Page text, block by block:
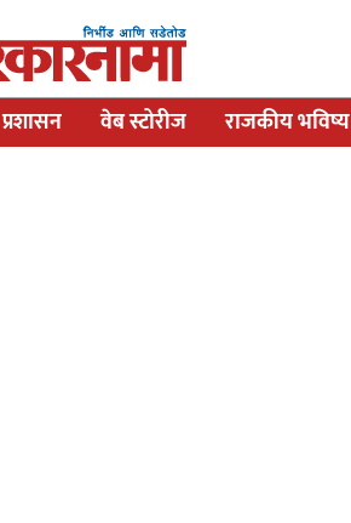
प्रशासन वेब स्टोरीज राजकीय भविष्य